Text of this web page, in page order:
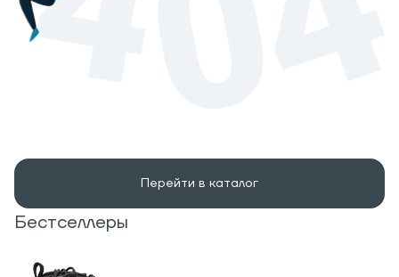
Перейти в каталог
Бестселлеры